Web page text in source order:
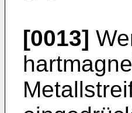
[0013]